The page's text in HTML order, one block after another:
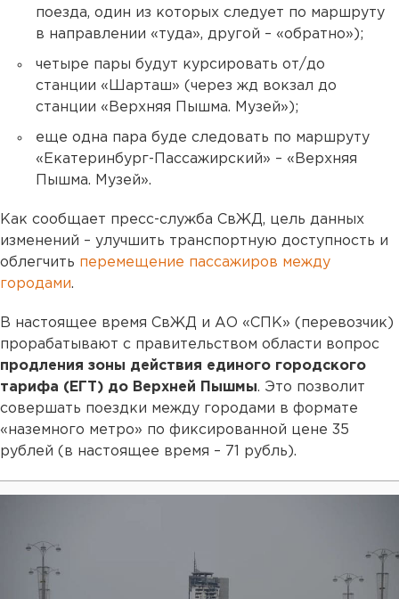
поезда, один из которых следует по маршруту
в направлении «туда», другой – «обратно»);
четыре пары будут курсировать от/до
станции «Шарташ» (через жд вокзал до
станции «Верхняя Пышма. Музей»);
еще одна пара буде следовать по маршруту
«Екатеринбург-Пассажирский» – «Верхняя
Пышма. Музей».
Как сообщает пресс-служба СвЖД, цель данных
изменений – улучшить транспортную доступность и
облегчить перемещение пассажиров между
городами.
В настоящее время СвЖД и АО «СПК» (перевозчик)
прорабатывают с правительством области вопрос
продления зоны действия единого городского
тарифа (ЕГТ) до Верхней Пышмы. Это позволит
совершать поездки между городами в формате
«наземного метро» по фиксированной цене 35
рублей (в настоящее время – 71 рубль).